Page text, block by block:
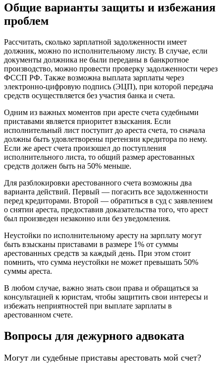
Общие варианты защиты и избежания
проблем
Рассчитать, сколько зарплатной задолженности имеет
должник, можно по исполнительному листу. В случае, если
документы должника не были переданы в банкротное
производство, можно провести проверку задолженности через
ФССП РФ. Также возможна выплата зарплаты через
электронно-цифровую подпись (ЭЦП), при которой передача
средств осуществляется без участия банка и счета.
Одним из важных моментов при аресте счета судебными
приставами является приоритет взыскания. Если
исполнительный лист поступит до ареста счета, то сначала
должны быть удовлетворены претензии кредитора по нему.
Если же арест счета произошел до поступления
исполнительного листа, то общий размер арестованных
средств должен быть на 50% меньше.
Для разблокировки арестованного счета возможны два
варианта действий. Первый — погасить все задолженности
перед кредиторами. Второй — обратиться в суд с заявлением
о снятии ареста, предоставив доказательства того, что арест
был произведен незаконно или без уведомления.
Неустойки по исполнительному аресту на зарплату могут
быть взысканы приставами в размере 1% от суммы
арестованных средств за каждый день. При этом стоит
помнить, что сумма неустойки не может превышать 50%
суммы ареста.
В любом случае, важно знать свои права и обращаться за
консультацией к юристам, чтобы защитить свои интересы и
избежать неприятностей при выплате зарплаты в
арестованном счете.
Вопросы для дежурного адвоката
Могут ли судебные приставы арестовать мой счет?